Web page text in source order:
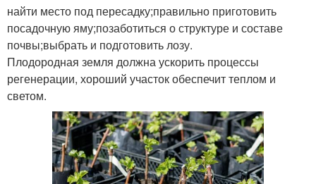
найти место под пересадку;правильно приготовить
посадочную яму;позаботиться о структуре и составе
почвы;выбрать и подготовить лозу.
Плодородная земля должна ускорить процессы
регенерации, хороший участок обеспечит теплом и
светом.